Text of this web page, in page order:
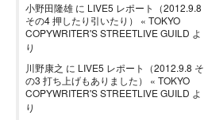
小野田隆雄 に LIVE5 レポート（2012.9.8
その4 押したり引いたり） « TOKYO
COPYWRITER'S STREETLIVE GUILD よ
り
川野康之 に LIVE5 レポート（2012.9.8 そ
の3 打ち上げもありました） « TOKYO
COPYWRITER'S STREETLIVE GUILD よ
り